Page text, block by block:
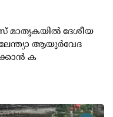
മാതൃകയില്‍ ദേശീയ
ആയുര്‍വേദ
ക